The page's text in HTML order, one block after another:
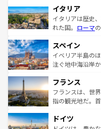
イタリア
イタリアは歴史
れた国。 ローマ
ろん、トスカー
景など、自然景
ピザやパスタな
ませてくれるイ
なお、新着のイ
しい。
スペイン
イベリア半島の
注ぐ地中海沿岸
文化が根付くこ
れる闘牛、そし
る。首都マドリ
の城塞都市、穏
せる。地方によ
フランス
フランスは、世
指の観光地だ。
で、幅広い魅力
ドイツ